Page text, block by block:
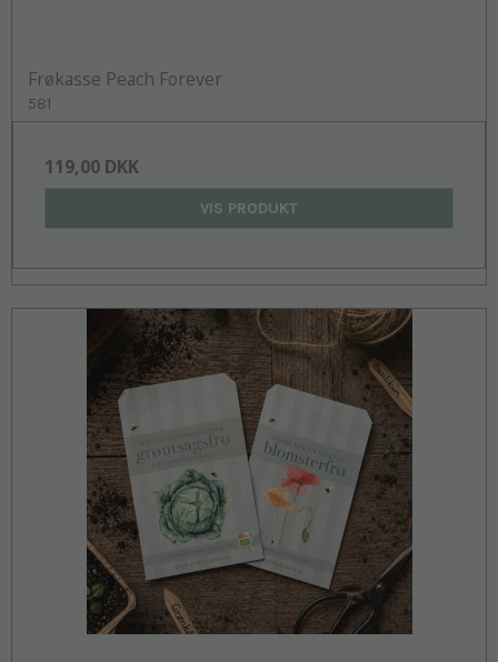
Frøkasse Peach Forever
581
119,00 DKK
VIS PRODUKT